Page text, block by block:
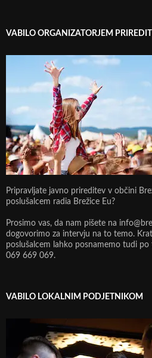
VABILO ORGANIZATORJEM
Pripravljate javno prireditev v občini
poslušalcem radia Brežice Eu?
Prosimo vas, da nam pišete na
dogovorimo za intervju na to temo.
poslušalcem lahko posnamemo tudi
069 669 069.
VABILO LOKALNIM PODJETNIKOM